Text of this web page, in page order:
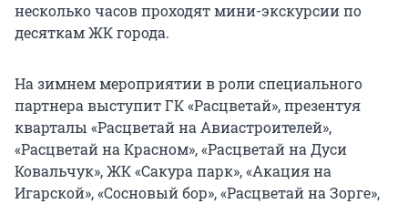
несколько часов проходят мини-экскурсии по
десяткам ЖК города.
На зимнем мероприятии в роли специального
партнера выступит ГК «Расцветай», презентуя
кварталы «Расцветай на Авиастроителей»,
«Расцветай на Красном», «Расцветай на Дуси
Ковальчук», ЖК «Сакура парк», «Акация на
Игарской», «Сосновый бор», «Расцветай на Зорге»,